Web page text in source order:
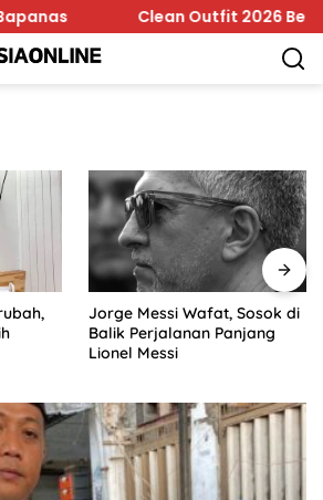
Clean Outfit 2026 Berubah,
Jorge Messi Wafat, Sosok di
Balik Perjalanan Panjang
Lionel Messi